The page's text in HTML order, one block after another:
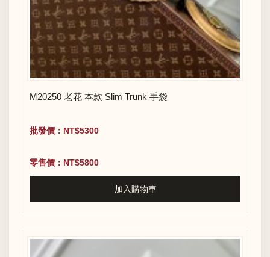
M20250 老花 本款 Slim Trunk 手袋
批發價：NT$5300
零售價：NT$5800
加入購物車